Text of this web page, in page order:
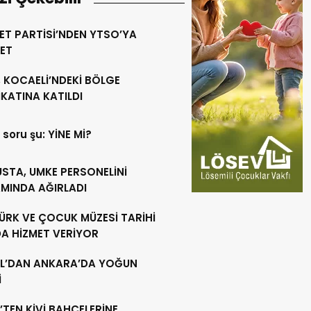
PARTİSİ’NDEN YTSO’YA
KOCAELİ’NDEKİ BÖLGE
KATILDI
şu: YİNE Mİ?
UMKE PERSONELİNİ
AĞIRLADI
VE ÇOCUK MÜZESİ TARİHİ
HİZMET VERİYOR
ANKARA’DA YOĞUN